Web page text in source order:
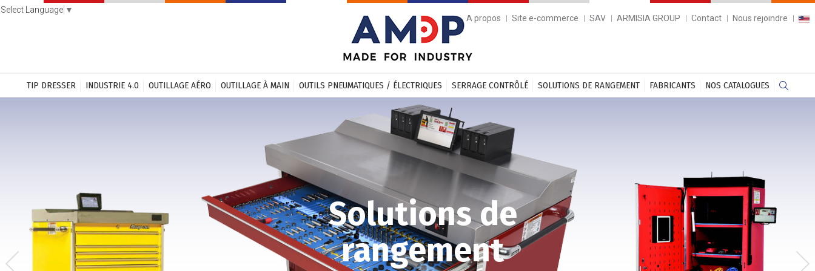
Select Language ▼
A propos
Site e-commerce SAV ARMISIA GROUP Contact Nous rejoindre
TIP DRESSER INDUSTRIE 4.0 OUTILLAGE AÉRO OUTILLAGE À MAIN OUTILS PNEUMATIQUES / ÉLECTRIQUES SERRAGE CONTRÔLÉ SOLUTIONS DE RANGEMENT FABRICANTS NOS CATALOGUES
Solutions de
rangement
Next